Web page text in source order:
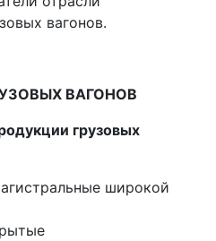
вагонов.
ВАГОНОВ
грузовых
широкой